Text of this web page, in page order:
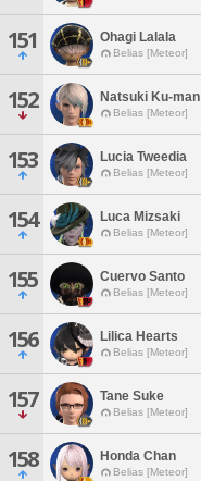
151 Ohagi Lalala
Belias [Meteor]
152 Natsuki Ku-man
Belias [Meteor]
153 Lucia Tweedia
Belias [Meteor]
154 Luca Mizsaki
Belias [Meteor]
155 Cuervo Santo
Belias [Meteor]
156 Lilica Hearts
Belias [Meteor]
157 Tane Suke
Belias [Meteor]
158 Honda Chan
Belias [Meteor]